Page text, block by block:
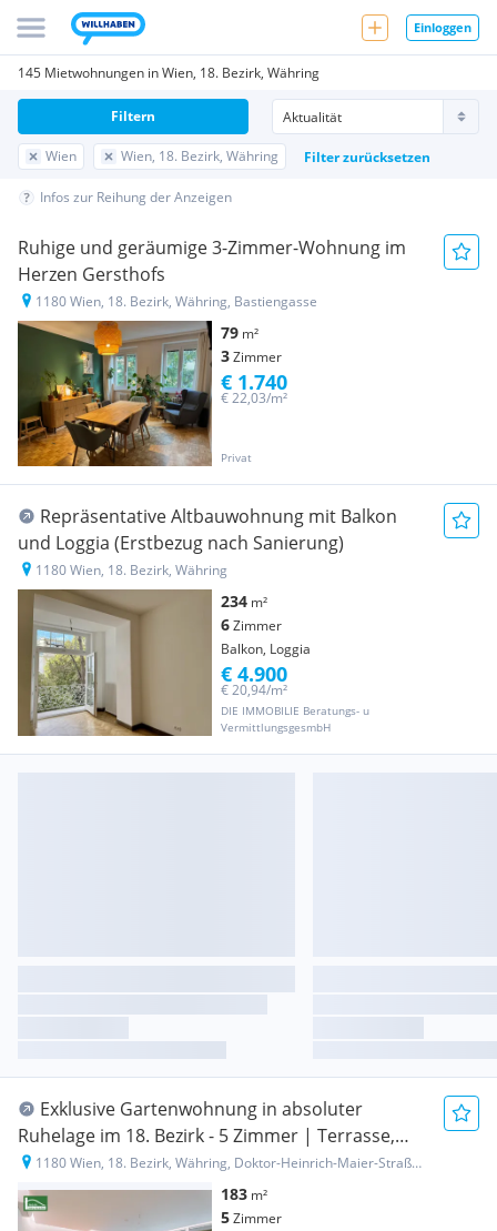
Einloggen
145 Mietwohnungen in Wien, 18. Bezirk, Währing
Wien Wien, 18. Bezirk, Währing Filter zurücksetzen
Filtern
Infos zur Reihung der Anzeigen
Ruhige und geräumige 3-Zimmer-Wohnung im
Herzen Gersthofs
1180 Wien, 18. Bezirk, Währing, Bastiengasse
79 m²
3Zimmer
Privat
€ 22,03/m²
€ 1.740
Repräsentative Altbauwohnung mit Balkon
und Loggia (Erstbezug nach Sanierung)
1180 Wien, 18. Bezirk, Währing
234 m²
6Zimmer
Balkon, Loggia
DIE IMMOBILIE Beratungs- u
VermittlungsgesmbH
€ 20,94/m²
€ 4.900
Exklusive Gartenwohnung in absoluter
Ruhelage im 18. Bezirk - 5 Zimmer | Terrasse,
Garten, Pool & Sauna
1180 Wien, 18. Bezirk, Währing, Doktor-Heinrich-Maier-Straße 60
183 m²
5Zimmer